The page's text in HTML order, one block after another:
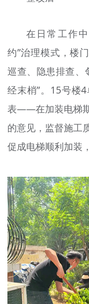
在日常工作
约”治理模式，楼
巡查、隐患排查、
经末梢”。15号楼
表——在加装电梯
的意见，监督施工
促成电梯顺利加装